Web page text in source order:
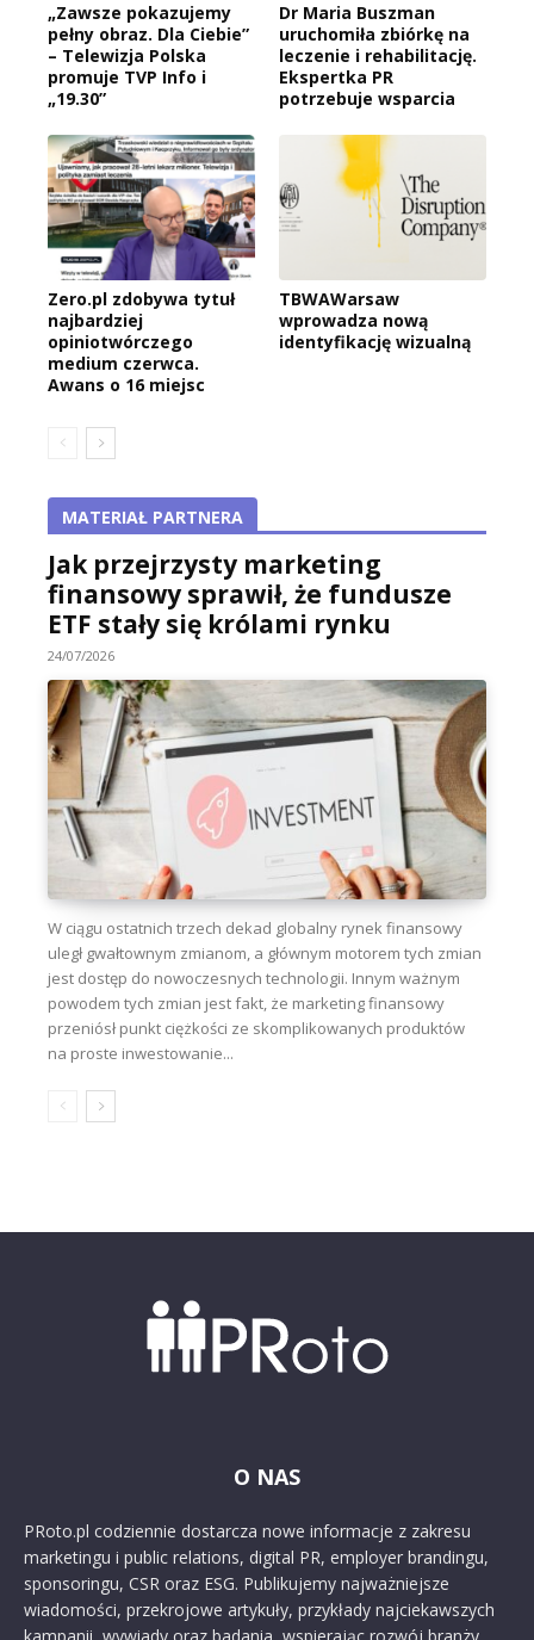
„Zawsze pokazujemy
pełny obraz. Dla Ciebie”
– Telewizja Polska
promuje TVP Info i
„19.30”
Dr Maria Buszman
uruchomiła zbiórkę na
leczenie i rehabilitację.
Ekspertka PR
potrzebuje wsparcia
Zero.pl zdobywa tytuł
najbardziej
opiniotwórczego
medium czerwca.
Awans o 16 miejsc
TBWAWarsaw
wprowadza nową
identyfikację wizualną
MATERIAŁ PARTNERA
Jak przejrzysty marketing
finansowy sprawił, że fundusze
ETF stały się królami rynku
24/07/2026
W ciągu ostatnich trzech dekad globalny rynek finansowy
uległ gwałtownym zmianom, a głównym motorem tych zmian
jest dostęp do nowoczesnych technologii. Innym ważnym
powodem tych zmian jest fakt, że marketing finansowy
przeniósł punkt ciężkości ze skomplikowanych produktów
na proste inwestowanie...
O NAS
PRoto.pl codziennie dostarcza nowe informacje z zakresu
marketingu i public relations, digital PR, employer brandingu,
sponsoringu, CSR oraz ESG. Publikujemy najważniejsze
wiadomości, przekrojowe artykuły, przykłady najciekawszych